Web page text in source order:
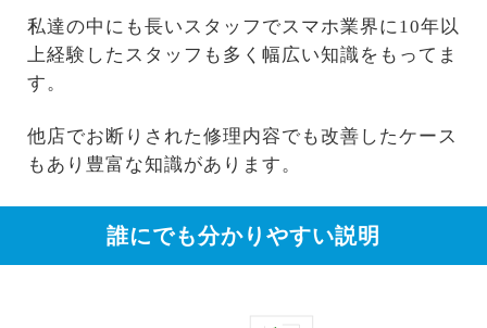
私達の中にも長いスタッフでスマホ業界に10年以
上経験したスタッフも多く幅広い知識をもってま
す。
他店でお断りされた修理内容でも改善したケース
もあり豊富な知識があります。
誰にでも分かりやすい説明